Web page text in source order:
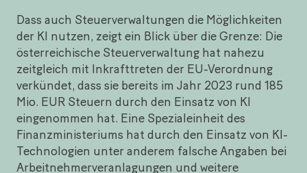
Dass auch Steuerverwaltungen die Möglichkeiten
der KI nutzen, zeigt ein Blick über die Grenze: Die
österreichische Steuerverwaltung hat nahezu
zeitgleich mit Inkrafttreten der EU-Verordnung
verkündet, dass sie bereits im Jahr 2023 rund 185
Mio. EUR Steuern durch den Einsatz von KI
eingenommen hat. Eine Spezialeinheit des
Finanzministeriums hat durch den Einsatz von KI-
Technologien unter anderem falsche Angaben bei
Arbeitnehmerveranlagungen und weitere